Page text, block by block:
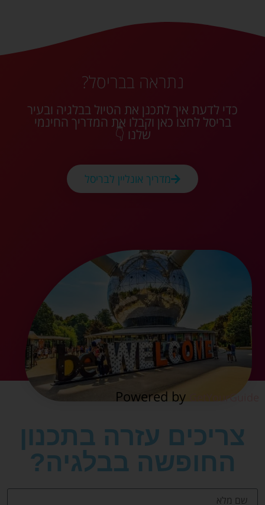
נתראה בבריסל?
כדי לדעת איך לתכנן את הטיול בבלגיה ובעיר
בריסל לחצו כאן וקבלו את המדריך החינמי
שלנו 👇
מדריך אונליין לבריסל
Powered by GetYourGuide
צריכים עזרה בתכנון
החופשה בבלגיה?